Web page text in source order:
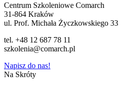
Centrum Szkoleniowe Comarch
31-864 Kraków
ul. Prof. Michała Życzkowskiego 33
tel. +48 12 687 78 11
szkolenia@comarch.pl
Napisz do nas!
Na Skróty